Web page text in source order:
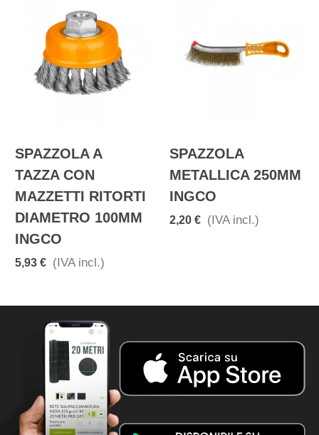
SPAZZOLA A
TAZZA CON
MAZZETTI RITORTI
DIAMETRO 100MM
INGCO
5,93 € (IVA incl.)
SPAZZOLA
METALLICA 250MM
INGCO
2,20 € (IVA incl.)